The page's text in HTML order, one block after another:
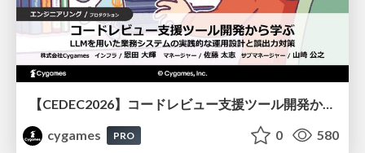
【CEDEC2026】コードレビュー支援ツール開発から学ぶ：LLMを用いた業務システムの実践的な運用設計と誤出力対策
cygames
PRO 0 580